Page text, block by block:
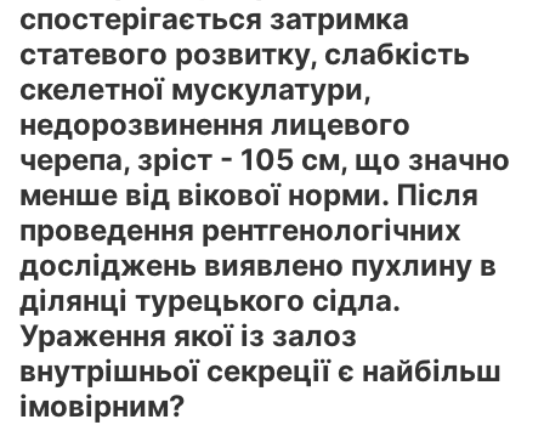
спостерігається затримка
статевого розвитку, слабкість
скелетної мускулатури,
недорозвинення лицевого
черепа, зріст - 105 см, що значно
менше від вікової норми. Після
проведення рентгенологічних
досліджень виявлено пухлину в
ділянці турецького сідла.
Ураження якої із залоз
внутрішньої секреції є найбільш
імовірним?